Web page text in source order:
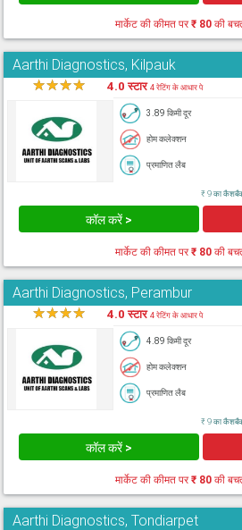
मार्केट की कीमत पर₹ 80 की
Aarthi Diagnostics, Kilpauk
★★★★ 4.0 स्टार4 रेटिंग के आधार पे
3.89 किमी दूर
होम कलेक्शन
प्रमाणित लैब
₹ 9 का
कॉल करें >
मार्केट की कीमत पर₹ 80 की
Aarthi Diagnostics, Perambur
★★★★ 4.0 स्टार4 रेटिंग के आधार पे
4.89 किमी दूर
होम कलेक्शन
प्रमाणित लैब
₹ 9 का
कॉल करें >
मार्केट की कीमत पर₹ 80 की
Aarthi Diagnostics, Tondiarpet